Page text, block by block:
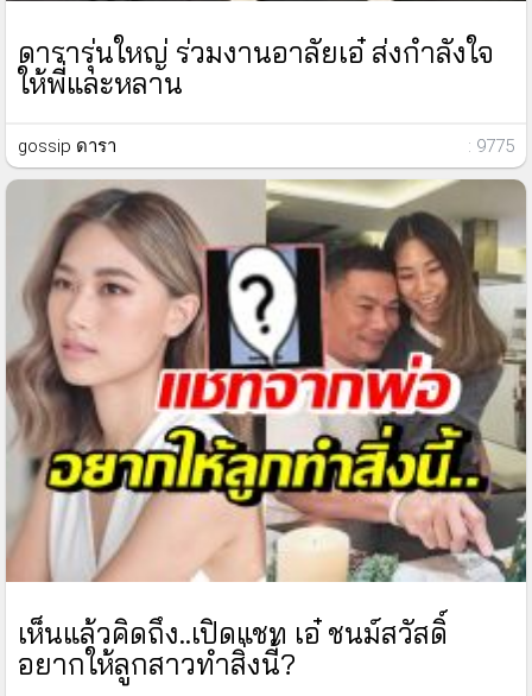
ดารารุ่นใหญ่ ร่วมงานอาลัยเอ๋ ส่งกำลังใจ
ให้พี่และหลาน
gossip ดารา : 9775
เห็นแล้วคิดถึง..เปิดแชท เอ๋ ชนม์สวัสดิ์
อยากให้ลูกสาวทำสิ่งนี้?